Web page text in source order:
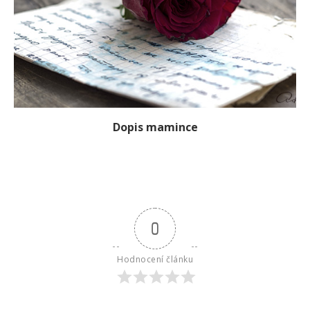
Dopis mamince
0
Hodnocení článku